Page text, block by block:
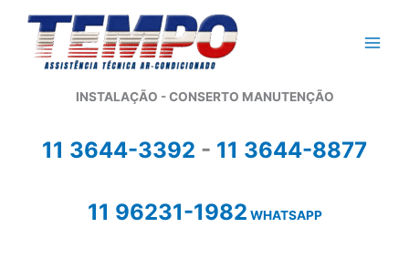
conteúdo
INSTALAÇÃO - CONSERTO MANUTENÇÃO
11 3644-3392 - 11 3644-8877
11 96231-1982 WHATSAPP